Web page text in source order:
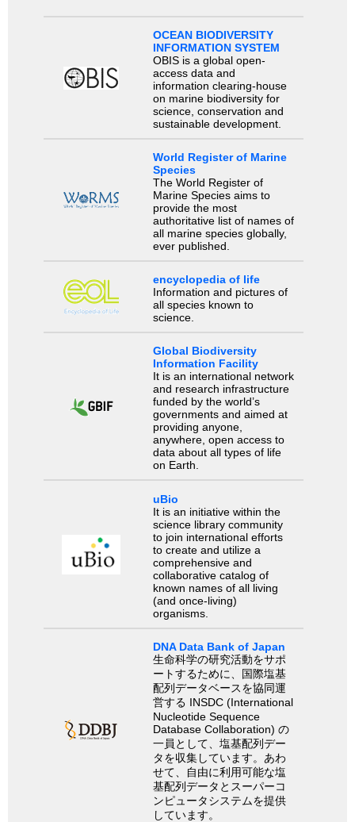
OCEAN BIODIVERSITY
INFORMATION SYSTEM
OBIS is a global open-
access data and
information clearing-house
on marine biodiversity for
science, conservation and
sustainable development.
World Register of Marine
Species
The World Register of
Marine Species aims to
provide the most
authoritative list of names of
all marine species globally,
ever published.
encyclopedia of life
Information and pictures of
all species known to
science.
Global Biodiversity
Information Facility
It is an international network
and research infrastructure
funded by the world’s
governments and aimed at
providing anyone,
anywhere, open access to
data about all types of life
on Earth.
uBio
It is an initiative within the
science library community
to join international efforts
to create and utilize a
comprehensive and
collaborative catalog of
known names of all living
(and once-living)
organisms.
DNA Data Bank of Japan
生命科学の研究活動をサポ
ートするために、国際塩基
配列データベースを協同運
営する INSDC (International
Nucleotide Sequence
Database Collaboration) の
一員として、塩基配列デー
タを収集しています。あわ
せて、自由に利用可能な塩
基配列データとスーパーコ
ンピュータシステムを提供
しています。